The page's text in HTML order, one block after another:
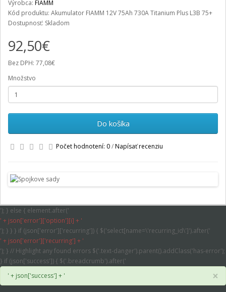
Výrobca: FIAMM
Kód produktu: Akumulator FIAMM 12V 75Ah 730A Titanium Plus L3B 75+
Dostupnosť: Skladom
92,50€
Bez DPH: 77,08€
Množstvo
Do košíka
Počet hodnotení: 0/Napísať recenziu
'); } else { element.after('
' + json['error']['option'][i] + '
'); } } } if (json['error']['recurring']) { $('select[name=\'recurring_id\']').after('
' + json['error']['recurring'] + '
'); } // Highlight any found errors $('.text-danger').parent().addClass('has-error');
} if (json['success']) { $('.breadcrumb').after('
' + json['success'] + '
×